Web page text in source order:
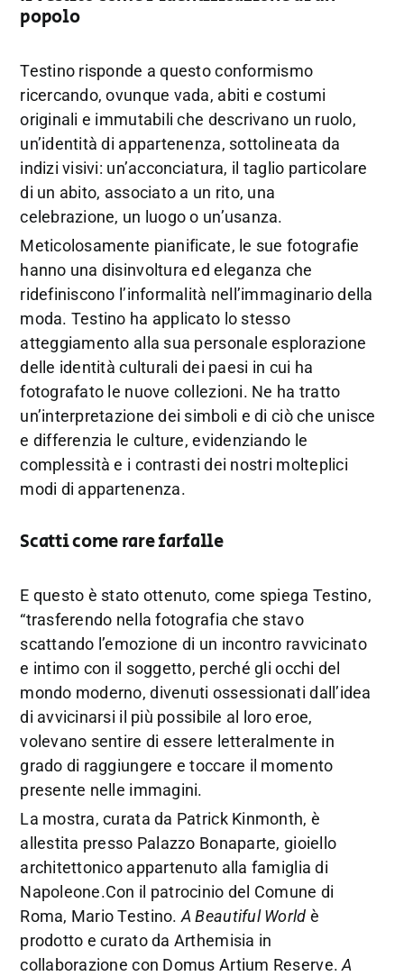
popolo
Testino risponde a questo conformismo
ricercando, ovunque vada, abiti e costumi
originali e immutabili che descrivano un ruolo,
un’identità di appartenenza, sottolineata da
indizi visivi: un’acconciatura, il taglio particolare
di un abito, associato a un rito, una
celebrazione, un luogo o un’usanza.
Meticolosamente pianificate, le sue fotografie
hanno una disinvoltura ed eleganza che
ridefiniscono l’informalità nell’immaginario della
moda. Testino ha applicato lo stesso
atteggiamento alla sua personale esplorazione
delle identità culturali dei paesi in cui ha
fotografato le nuove collezioni. Ne ha tratto
un’interpretazione dei simboli e di ciò che unisce
e differenzia le culture, evidenziando le
complessità e i contrasti dei nostri molteplici
modi di appartenenza.
Scatti come rare farfalle
E questo è stato ottenuto, come spiega Testino,
“trasferendo nella fotografia che stavo
scattando l’emozione di un incontro ravvicinato
e intimo con il soggetto, perché gli occhi del
mondo moderno, divenuti ossessionati dall’idea
di avvicinarsi il più possibile al loro eroe,
volevano sentire di essere letteralmente in
grado di raggiungere e toccare il momento
presente nelle immagini.
La mostra, curata da Patrick Kinmonth, è
allestita presso Palazzo Bonaparte, gioiello
architettonico appartenuto alla famiglia di
Napoleone.Con il patrocinio del Comune di
Roma, Mario Testino. A Beautiful World è
prodotto e curato da Arthemisia in
collaborazione con Domus Artium Reserve.A